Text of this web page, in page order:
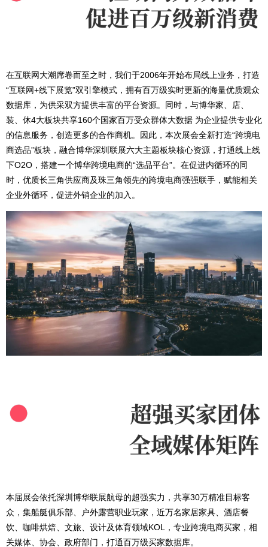
在互联网大潮席卷而至之时，我们于2006年开始布局线上业务，打造
“互联网+线下展览”双引擎模式，拥有百万级实时更新的海量优质观众
数据库，为供采双方提供丰富的平台资源。同时，与博华家、店、
装、休4大板块共享160个国家百万受众群体大数据 为企业提供专业化
的信息服务，创造更多的合作商机。因此，本次展会全新打造“跨境电
商选品”板块，融合博华深圳联展六大主题板块核心资源，打通线上线
下O2O，搭建一个博华跨境电商的“选品平台”。在促进内循环的同
时，优质长三角供应商及珠三角领先的跨境电商强强联手，赋能相关
企业外循环，促进外销企业的加入。
本届展会依托深圳博华联展航母的超强实力，共享30万精准目标客
众，集船艇俱乐部、户外露营职业玩家，近万名家居家具、酒店餐
饮、咖啡烘焙、文旅、设计及体育领域KOL，专业跨境电商买家，相
关媒体、协会、政府部门，打通百万级买家数据库。